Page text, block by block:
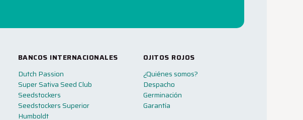
BANCOS INTERNACIONALES
Dutch Passion
Super Sativa Seed Club
Seedstockers
Seedstockers Superior
Humboldt
OJITOS ROJOS
¿Quiénes somos?
Despacho
Germinación
Garantía